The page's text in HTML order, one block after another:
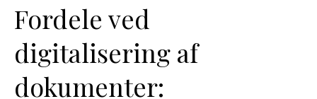
Fordele ved
digitalisering af
dokumenter: